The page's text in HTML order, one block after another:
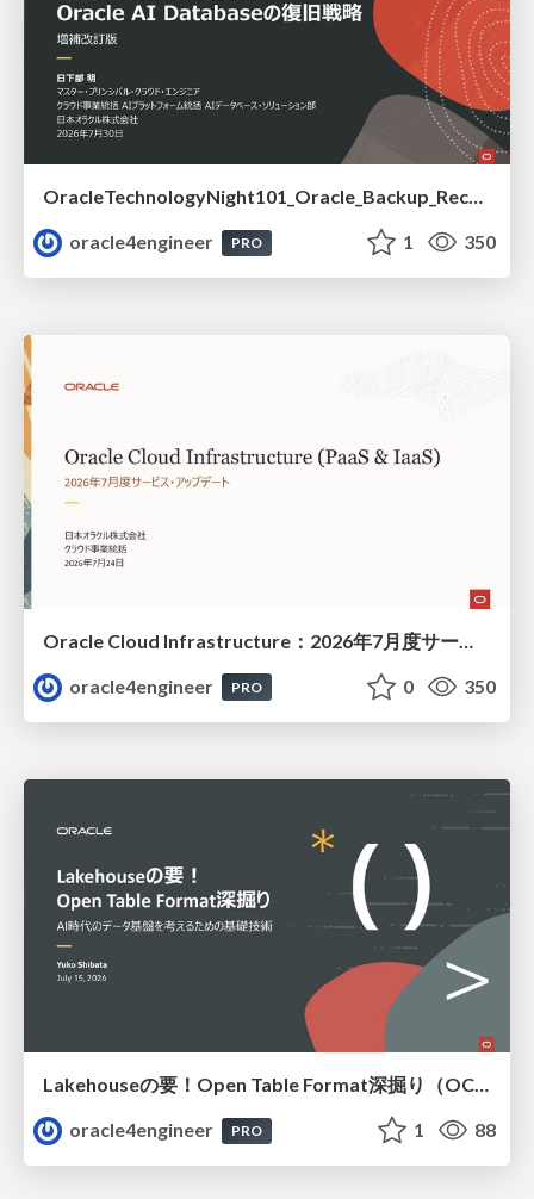
OracleTechnologyNight101_Oracle_Backup_Recovery_Strategy_from_REDO_UNDO
oracle4engineer
PRO 1 350
oracle4engineer
PRO 0 350
Lakehouseの要！Open Table Format深掘り（OCHaCafe Season 11 #6）
oracle4engineer
PRO 1 88